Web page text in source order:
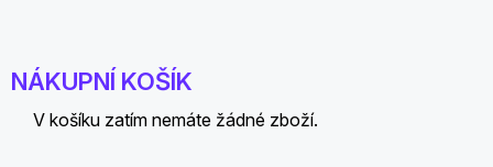
NÁKUPNÍ KOŠÍK
V košíku zatím nemáte žádné zboží.